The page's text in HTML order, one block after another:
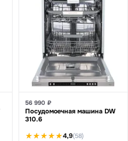
56 990 ₽
Посудомоечная машина DW
310.6
4,9(58)